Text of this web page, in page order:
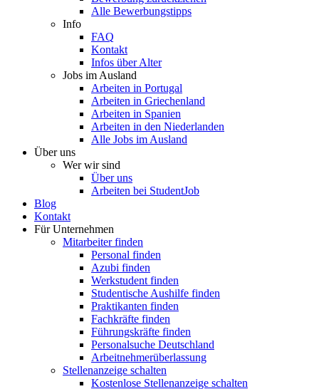
Alle Bewerbungstipps
Info
FAQ
Kontakt
Infos über Alter
Jobs im Ausland
Arbeiten in Portugal
Arbeiten in Griechenland
Arbeiten in Spanien
Arbeiten in den Niederlanden
Alle Jobs im Ausland
Über uns
Wer wir sind
Über uns
Arbeiten bei StudentJob
Blog
Kontakt
Für Unternehmen
Mitarbeiter finden
Personal finden
Azubi finden
Werkstudent finden
Studentische Aushilfe finden
Praktikanten finden
Fachkräfte finden
Führungskräfte finden
Personalsuche Deutschland
Arbeitnehmerüberlassung
Stellenanzeige schalten
Kostenlose Stellenanzeige schalten